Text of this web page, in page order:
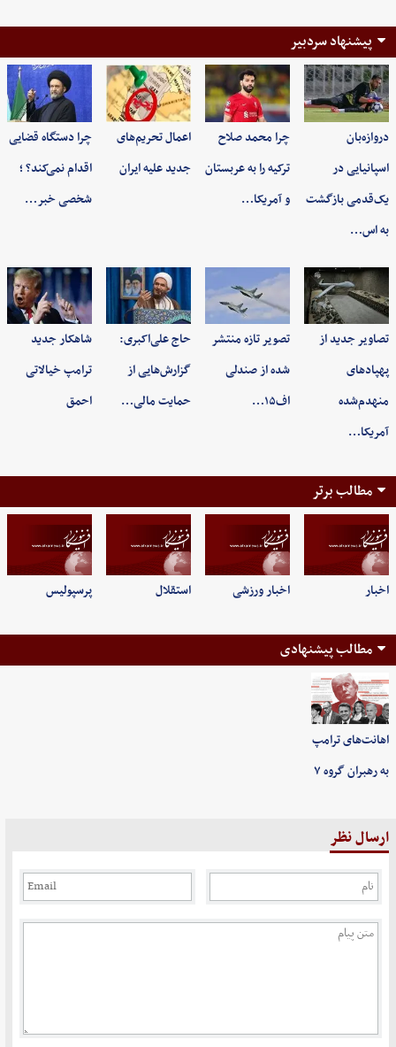
پیشنهاد سردبیر
دروازه‌بان
اسپانیایی در
یک‌قدمی بازگشت
به اس…
چرا محمد صلاح
ترکیه را به عربستان
و آمریکا…
اعمال تحریم‌های
جدید علیه ایران
چرا دستگاه قضایی
اقدام نمی‌کند؟ ؛
شخصی خبر…
تصاویر جدید از
پهپادهای
منهدم‌شده
آمریکا…
تصویر تازه منتشر
شده از صندلی
اف۱۵…
حاج علی‌اکبری:
گزارش‌هایی از
حمایت مالی…
شاهکار جدید
ترامپ خیالاتی
احمق
مطالب برتر
اخبار اخبار ورزشی استقلال پرسپولیس
مطالب پیشنهادی
اهانت‌های ترامپ
به رهبران گروه ۷
ارسال نظر